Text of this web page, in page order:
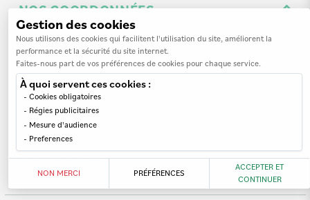
NOS COORDONNÉES
3 Av. de la 3ème Division d'Infanterie Britannique
14200 Hérouville-Saint-Clair
INFORMATIONS
Nos revendeurs
A propos de nous
MON COMPTE
Mes commandes
Gestion des cookies
Nous utilisons des cookies qui facilitent l'utilisation du site, améliorent la
performance et la sécurité du site internet.
Faites-nous part de vos préférences de cookies pour chaque service.
À quoi servent ces cookies :
Cookies obligatoires
Régies publicitaires
Mesure d'audience
Preferences
NON MERCI PRÉFÉRENCES
ACCEPTER ET
CONTINUER